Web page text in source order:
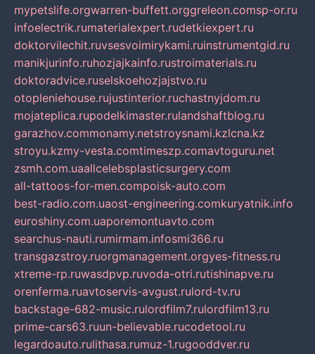
mypetslife.orgwarren-buffett.orggreleon.comsp-or.ru
infoelectrik.rumaterialexpert.rudetkiexpert.ru
doktorvilechit.ruvsesvoimirykami.ruinstrumentgid.ru
manikjurinfo.ruhozjajkainfo.rustroimaterials.ru
doktoradvice.ruselskoehozjajstvo.ru
otopleniehouse.rujustinterior.ruchastnyjdom.ru
mojateplica.rupodelkimaster.rulandshaftblog.ru
garazhov.commonamy.netstroysnami.kzlcna.kz
stroyu.kzmy-vesta.comtimeszp.comavtoguru.net
zsmh.com.uaallcelebsplasticsurgery.com
all-tattoos-for-men.compoisk-auto.com
best-radio.com.uaost-engineering.comkuryatnik.info
euroshiny.com.uaporemontuavto.com
searchus-nauti.rumirmam.infosmi366.ru
transgazstroy.ruorgmanagement.orgyes-fitness.ru
xtreme-rp.ruwasdpvp.ruvoda-otri.rutishinapve.ru
orenferma.ruavtoservis-avgust.rulord-tv.ru
backstage-682-music.rulordfilm7.rulordfilm13.ru
prime-cars63.ruun-believable.rucodetool.ru
legardoauto.rulithasa.rumuz-1.rugooddver.ru